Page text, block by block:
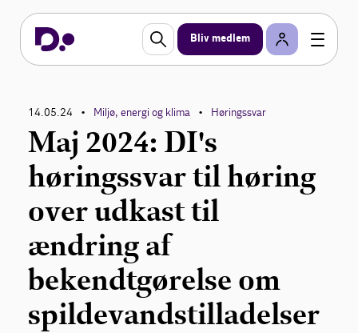
Bliv medlem
14.05.24 • Miljø, energi og klima • Høringssvar
Maj 2024: DI's
høringssvar til høring
over udkast til
ændring af
bekendtgørelse om
spildevandstilladelser